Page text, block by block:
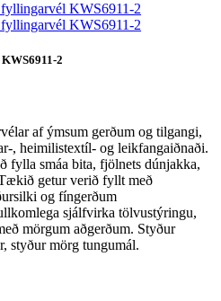
2
af ýmsum gerðum og tilgangi,
, heimilistextíl- og leikfangaiðnaði.
fylla smáa bita, fjölnets dúnjakka,
getur verið fyllt með
og fíngerðum
sjálfvirka tölvustýringu,
mörgum aðgerðum. Styður
styður mörg tungumál.